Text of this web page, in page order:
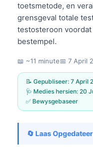
toetsmetode, en
grensgeval totale
testosteroon
bestempel.
📖 ~11 minute📅 7 April
📝 Gepubliseer: 7 April
🩺 Medies hersien: 20
✅ Bewysgebaseer
🔄 Laas